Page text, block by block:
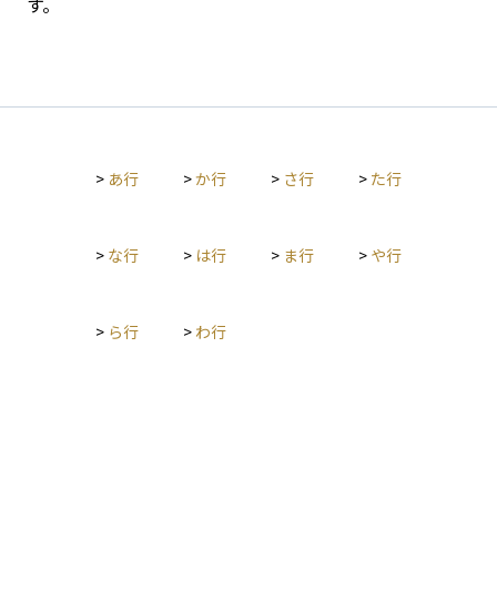
> あ行 >か行 > さ行 > た行
> な行 > は行 > ま行 > や行
> ら行 > わ行